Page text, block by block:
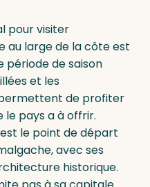
pour visiter
au large de la côte est
période de saison
et les
de profiter
pays a à offrir.
le point de départ
avec ses
historique.